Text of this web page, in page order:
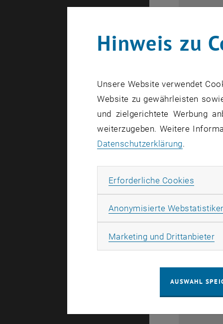
JULI
Hinweis zu
Unsere Website verwendet
Website zu gewährleisten
und zielgerichtete Werbung
weiterzugeben. Weitere
Datenschutzerklärung.
Erforderliche Cookies
Anonymisierte
Marketing und Drittanbieter
AUSWAHL